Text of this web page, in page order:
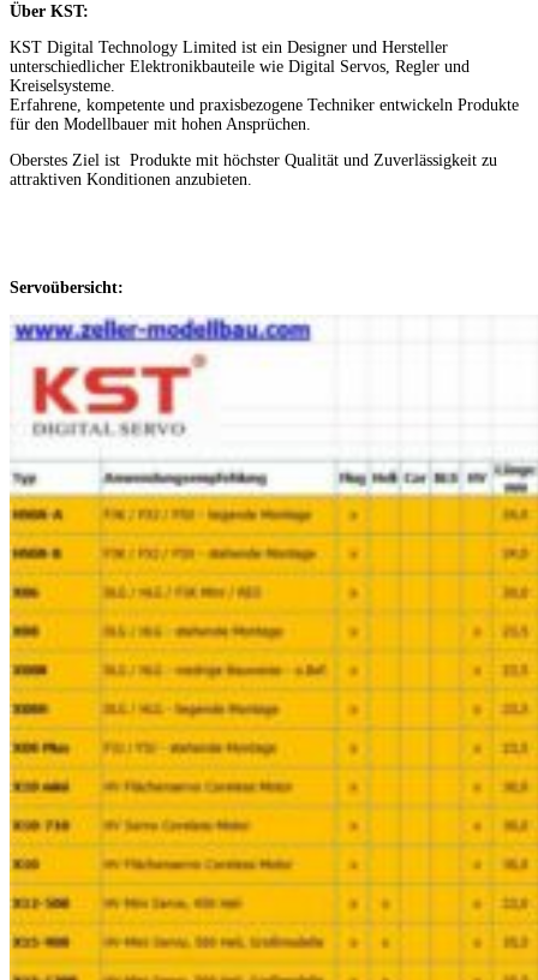
Über KST:
KST Digital Technology Limited ist ein Designer und Hersteller
unterschiedlicher Elektronikbauteile wie Digital Servos, Regler und
Kreiselsysteme.
Erfahrene, kompetente und praxisbezogene Techniker entwickeln Produkte
für den Modellbauer mit hohen Ansprüchen.
Oberstes Ziel ist Produkte mit höchster Qualität und Zuverlässigkeit zu
attraktiven Konditionen anzubieten.
Servoübersicht: